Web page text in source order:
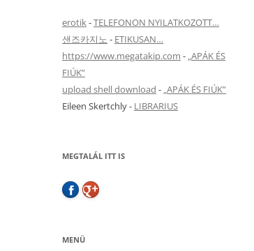
erotik-TELEFONON NYILATKOZOTT…
샌즈카지노 - ETIKUSAN…
https://www.megatakip.com - „APÁK ÉS
FIÚK”
upload shell download - „APÁK ÉS FIÚK”
Eileen Skertchly- LIBRARIUS
MEGTALÁL ITT IS
MENÜ